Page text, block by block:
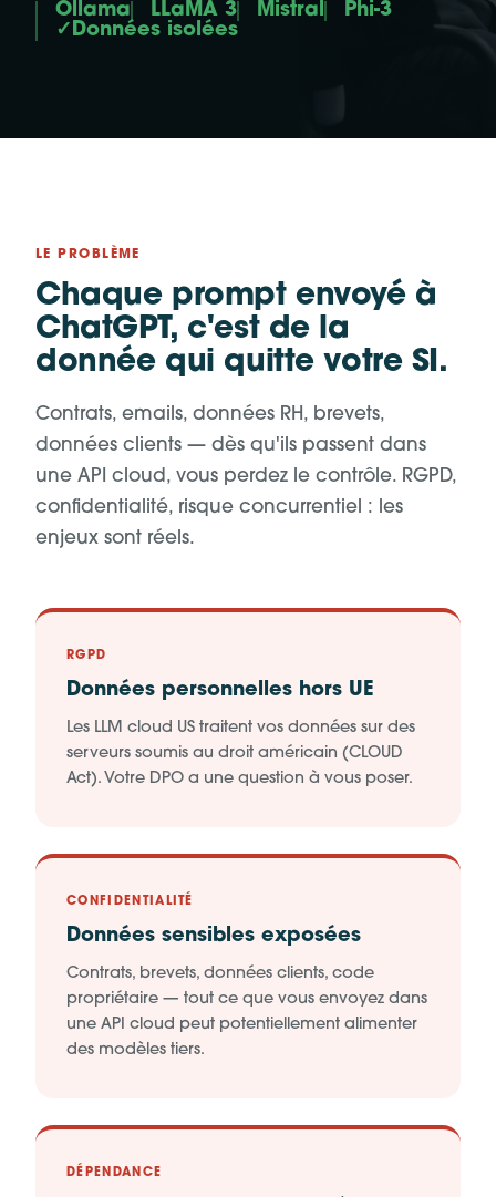
Ollama LLaMA 3 Mistral
Phi-3
✓Données isolées
LE PROBLÈME
Chaque prompt envoyé à
ChatGPT, c'est de la
donnée qui quitte votre SI.
Contrats, emails, données RH, brevets,
données clients — dès qu'ils passent dans
une API cloud, vous perdez le contrôle. RGPD,
confidentialité, risque concurrentiel : les
enjeux sont réels.
RGPD
Données personnelles hors UE
Les LLM cloud US traitent vos données sur des
serveurs soumis au droit américain (CLOUD
Act). Votre DPO a une question à vous poser.
CONFIDENTIALITÉ
Données sensibles exposées
Contrats, brevets, données clients, code
propriétaire — tout ce que vous envoyez dans
une API cloud peut potentiellement alimenter
des modèles tiers.
DÉPENDANCE